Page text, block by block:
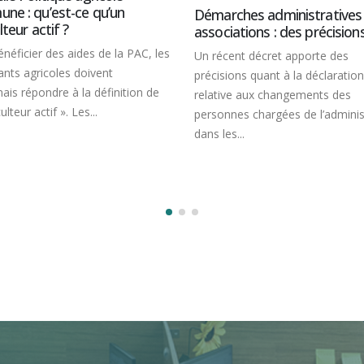
Démarches administratives des
associations : des précisions
Un récent décret apporte des
précisions quant à la déclaration
relative aux changements des
personnes chargées de l’administration
d'entreprises/Cession
Transmission du bail
conjoint de
quelles conditions ?
Au décès d’un exploitant
bail rural dont il était
poursuit au profit de